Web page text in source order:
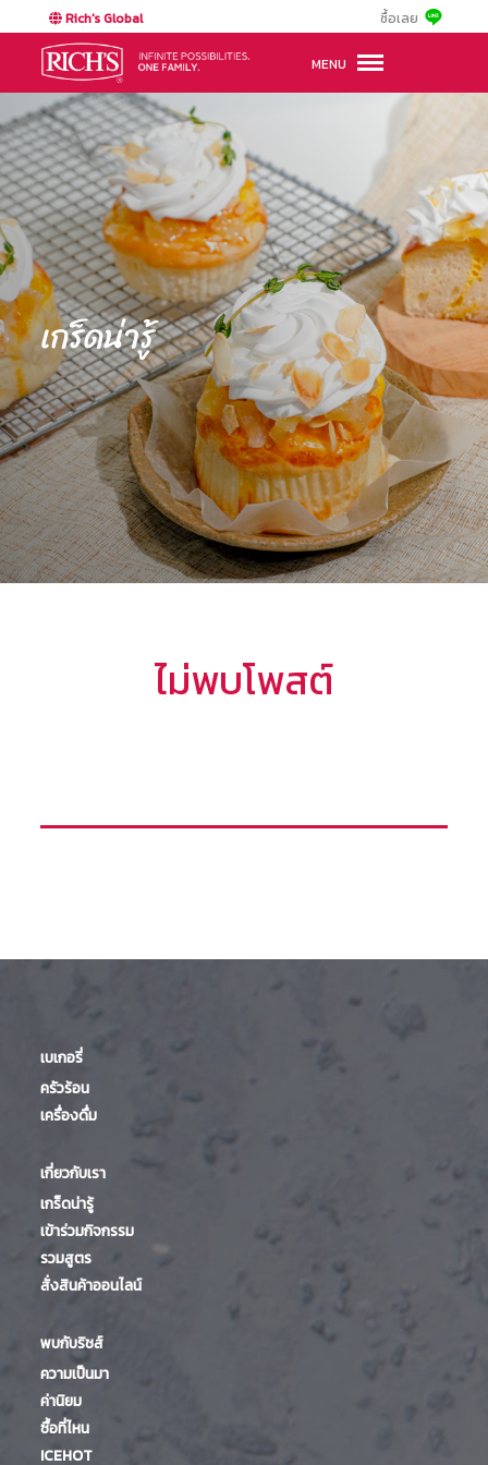
Rich's Global ซื้อเลย
MENU
เกร็ดน่ารู้
ไม่พบโพสต์
เบเกอรี่
ครัวร้อน
เครื่องดื่ม
เกี่ยวกับเรา
เกร็ดน่ารู้
เข้าร่วมกิจกรรม
รวมสูตร
สั่งสินค้าออนไลน์
พบกับริชส์
ความเป็นมา
ค่านิยม
ซื้อที่ไหน
ICEHOT